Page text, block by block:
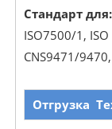
Стандарт для:
ISO7500/1,
CNS9471/
Отгрузка